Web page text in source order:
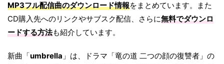
MP3フル配信曲のダウンロード情報をまとめています。また
CD購入先へのリンクやサブスク配信、さらに無料でダウンロ
ードする方法も紹介しています。
新曲「umbrella 」は、ドラマ「竜の道 二つの顔の復讐者」の